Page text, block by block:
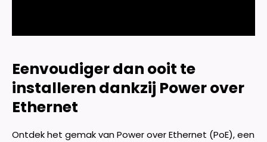
Eenvoudiger dan ooit te
installeren dankzij Power over
Ethernet
Ontdek het gemak van Power over Ethernet (PoE), een